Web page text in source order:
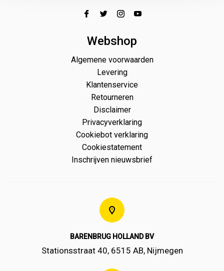
Webshop
Algemene voorwaarden
Levering
Klantenservice
Retourneren
Disclaimer
Privacyverklaring
Cookiebot verklaring
Cookiestatement
Inschrijven nieuwsbrief
BARENBRUG HOLLAND BV
Stationsstraat 40, 6515 AB, Nijmegen